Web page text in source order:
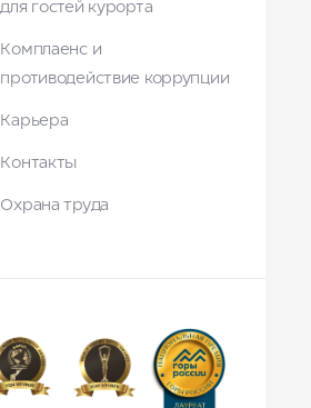
для гостей курорта
Комплаенс и
противодействие коррупции
Карьера
Контакты
Охрана труда